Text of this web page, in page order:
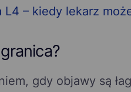
L4 – kiedy lekarz
gdy objawy są